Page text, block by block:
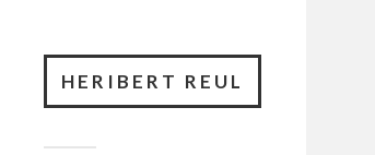
HERIBERT REUL